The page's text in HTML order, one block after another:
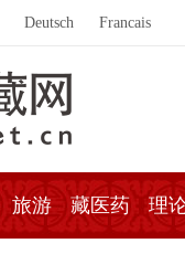
Deutsch Francais
旅游 藏医药 理